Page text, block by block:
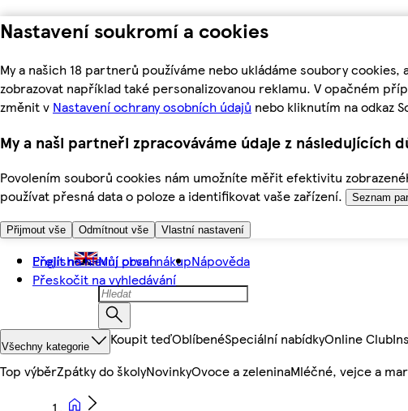
Nastavení soukromí a cookies
My a našich 18 partnerů používáme nebo ukládáme soubory
zobrazovat například také personalizovanou reklamu. V opačném
změnit v Nastavení ochrany osobních údajů nebo kliknutím na odkaz
My a naši partneři zpracováváme údaje z následujících
Povolením souborů cookies nám umožníte měřit efektivitu
používat přesná data o poloze a identifikovat vaše zařízení.
Seznam
Přijmout vše Odmítnout vše Vlastní nastavení
Přejít na hlavní obsah
Přeskočit na vyhledávání
English Můj první nákupNápověda
Všechny kategorie Koupit teďOblíbenéSpeciální nabídkyOnline Club
Top výběrZpátky do školyNovinkyOvoce a zeleninaMléčné, vejce a